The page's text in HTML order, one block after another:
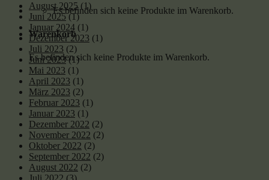
Es befinden sich keine Produkte im Warenkorb.
Warenkorb
Es befinden sich keine Produkte im Warenkorb.
August 2025(1)
Juni 2025(1)
Januar 2024 (1)
Dezember 2023 (1)
Juli 2023 (2)
Juni 2023(1)
Mai 2023 (1)
April 2023 (1)
März 2023 (2)
Februar 2023 (1)
Januar 2023 (1)
Dezember 2022 (2)
November 2022 (2)
Oktober 2022 (2)
September 2022 (2)
August 2022 (2)
Juli 2022 (3)